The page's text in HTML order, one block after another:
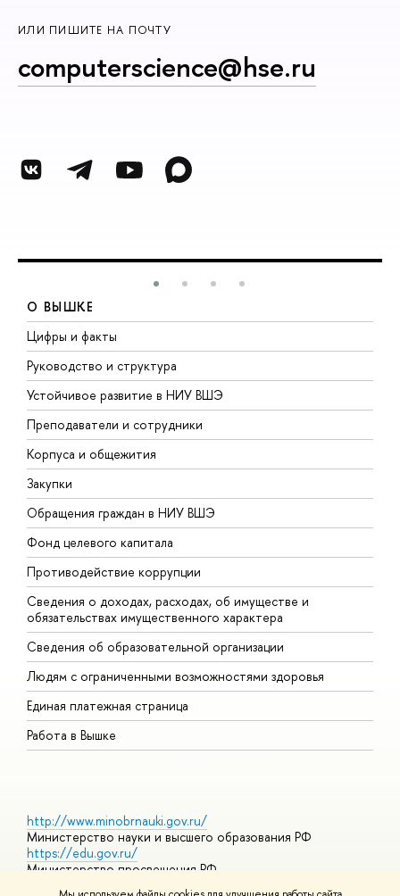
ИЛИ ПИШИТЕ НА ПОЧТУ
computerscience@hse.ru
О ВЫШКЕ
Цифры и факты
Руководство и структура
Устойчивое развитие в НИУ ВШЭ
Преподаватели и сотрудники
Корпуса и общежития
Закупки
Обращения граждан в НИУ ВШЭ
Фонд целевого капитала
Противодействие коррупции
Сведения о доходах, расходах, об имуществе и
обязательствах имущественного характера
Сведения об образовательной организации
Людям с ограниченными возможностями здоровья
Единая платежная страница
Работа в Вышке
http://www.minobrnauki.gov.ru/
Министерство науки и высшего образования РФ
https://edu.gov.ru/
Министерство просвещения РФ
https://elearning.hse.ru/mooc